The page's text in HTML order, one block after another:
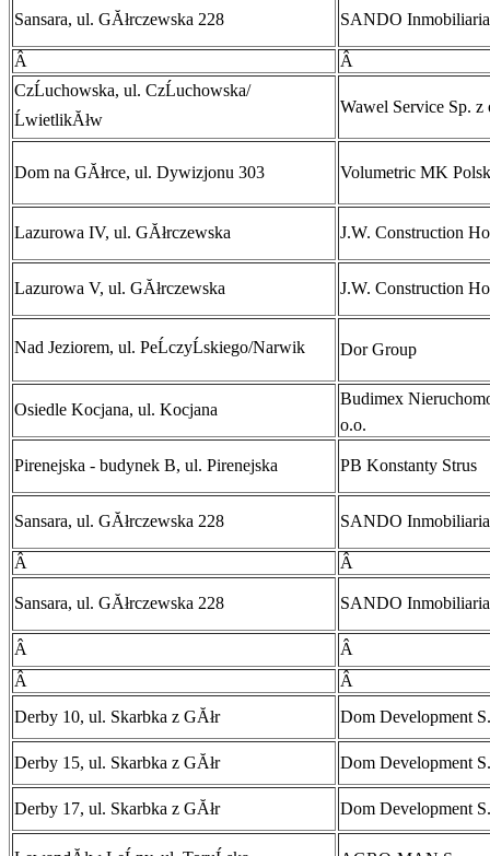
Sansara, ul. GĂłrczewska 228 SANDO
Â
Â
CzĹuchowska, ul. CzĹuchowska/
ĹwietlikĂłw
Wawel Service Sp. z
Dom na GĂłrce, ul. Dywizjonu 303 Volumetric MK
Lazurowa IV, ul. GĂłrczewska J.W. Construction
Lazurowa V, ul. GĂłrczewska J.W. Construction
Nad Jeziorem, ul. PeĹczyĹskiego/Narwik Dor Group
Osiedle Kocjana, ul. Kocjana
Budimex
o.o.
Pirenejska - budynek B, ul. Pirenejska PB Konstanty Strus
Sansara, ul. GĂłrczewska 228 SANDO
Â Â
Sansara, ul. GĂłrczewska 228 SANDO
Â
Â
Â
Â
Derby 10, ul. Skarbka z GĂłr
Dom Development
Derby 15, ul. Skarbka z GĂłr Dom Development
Derby 17, ul. Skarbka z GĂłr Dom Development